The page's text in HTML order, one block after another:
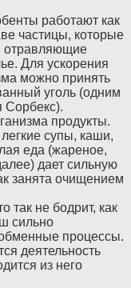
работают как
частицы, которые
отравляющие
Для ускорения
можно принять
уголь (одним
Сорбекс).
продукты.
супы, каши,
еда (жареное,
дает сильную
занята очищением
так не бодрит, как
сильно
процессы.
деятельность
из него